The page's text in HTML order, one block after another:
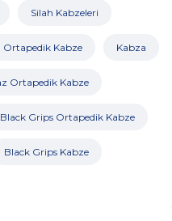
Silah Kabzeleri
Ortapedik Kabze Kabza
Ortapedik Kabze
Black Grips Ortapedik Kabze
Black Grips Kabze